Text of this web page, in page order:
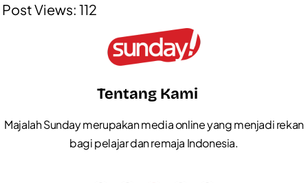
Post Views: 112
Tentang Kami
Majalah Sunday merupakan media online yang menjadi rekan
bagi pelajar dan remaja Indonesia.